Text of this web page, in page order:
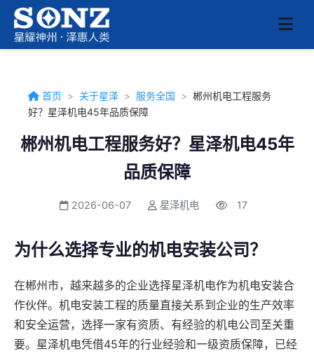
首页 > 关于星泽 > 服务全国 > 郴州机电工程服务
好？星泽机电45年品质保障
郴州机电工程服务好？星泽机电45年
品质保障
2026-06-07 星泽机电 17
为什么选择专业的机电安装公司？
在郴州市，越来越多的企业选择星泽机电作为机电安装合
作伙伴。机电安装工程的质量直接关系到企业的生产效率
和安全运营，选择一家有资质、有经验的机电公司至关重
要。星泽机电凭借45年的行业经验和一级资质保障，已经